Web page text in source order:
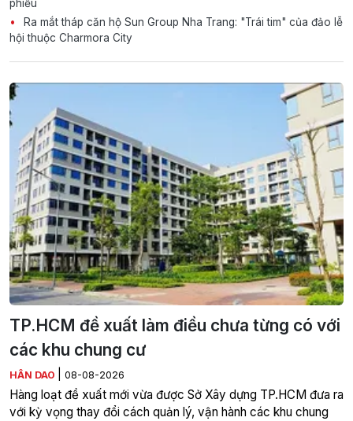
phiếu
Ra mắt tháp căn hộ Sun Group Nha Trang: "Trái tim" của đảo lễ
hội thuộc Charmora City
TP.HCM đề xuất làm điều chưa từng có với
các khu chung cư
HÂN DAO 08-08-2026
Hàng loạt đề xuất mới vừa được Sở Xây dựng TP.HCM đưa ra
với kỳ vọng thay đổi cách quản lý, vận hành các khu chung